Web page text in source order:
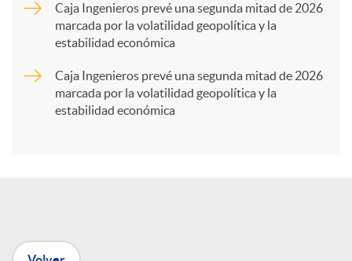
t
Caja Ingenieros prevé una segunda mitad de 2026
marcada por la volatilidad geopolítica y la
estabilidad económica
Caja Ingenieros prevé una segunda mitad de 2026
marcada por la volatilidad geopolítica y la
estabilidad económica